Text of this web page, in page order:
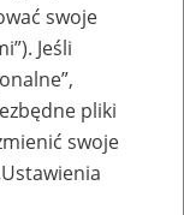
50+
swoje
Jeśli
pliki
swoje